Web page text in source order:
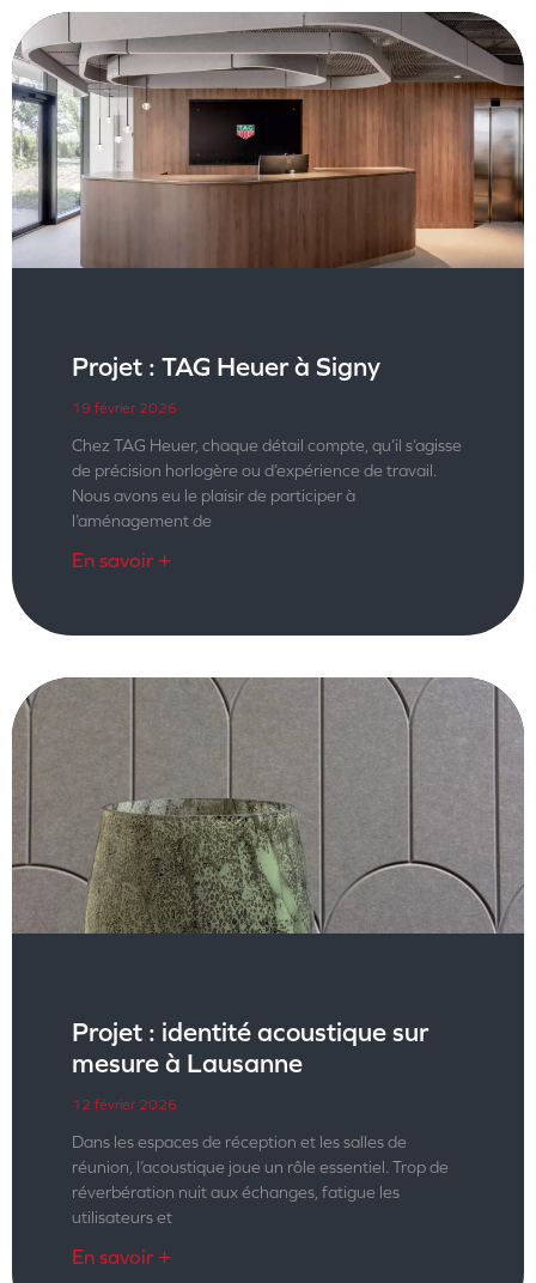
Projet : TAG Heuer à Signy
19 février 2026
Chez TAG Heuer, chaque détail compte, qu’il s’agisse
de précision horlogère ou d’expérience de travail.
Nous avons eu le plaisir de participer à
l’aménagement de
En savoir +
Projet : identité acoustique sur
mesure à Lausanne
12 février 2026
Dans les espaces de réception et les salles de
réunion, l’acoustique joue un rôle essentiel. Trop de
réverbération nuit aux échanges, fatigue les
utilisateurs et
En savoir +